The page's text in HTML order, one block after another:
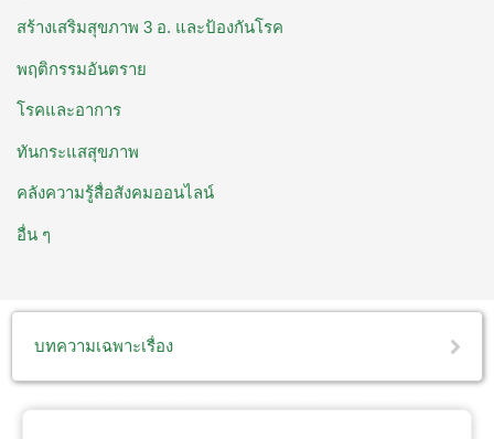
สร้างเสริมสุขภาพ 3 อ. ​และป้องกันโรค
พฤติกรรมอันตราย
โรคและอาการ
ทันกระแสสุขภาพ
คลังความรู้สื่อสังคมออนไลน์
อื่น ๆ
บทความเฉพาะเรื่อง